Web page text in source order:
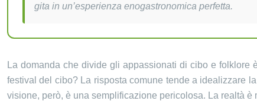
gita in un’esperienza enogastronomica perfetta.
La domanda che divide gli appassionati di cibo e folklore
festival del cibo? La risposta comune tende a idealizzare
visione, però, è una semplificazione pericolosa. La realtà